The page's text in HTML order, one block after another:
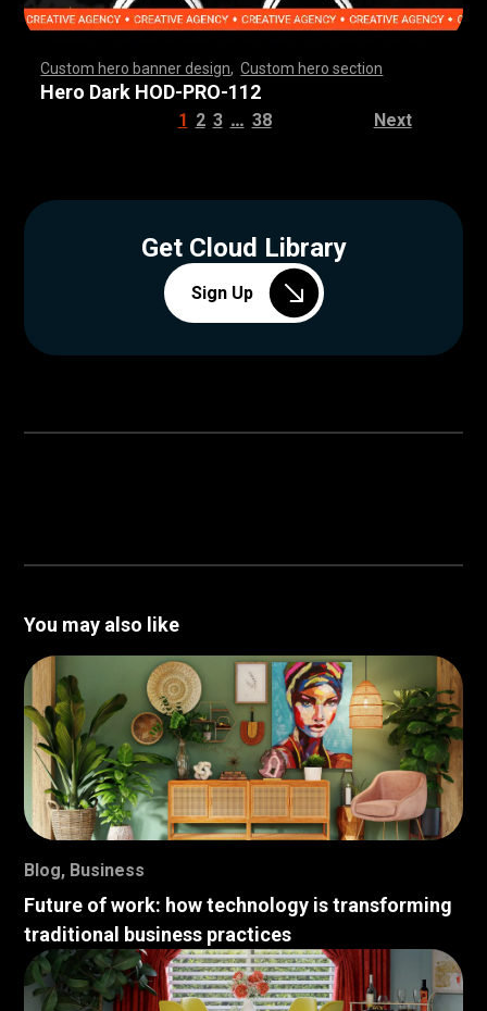
Custom hero banner design ,Custom hero section
,,,,,,,,,,,,,,,,,,,,,,,,,,,,,, ,,,,,,,,,,,,,,,,,,,,,,,
,,,,,,,,,,,,,,,,,,,,,,,,,,,,,, ,,,,,,,,,,,,,,,,,,,,,,
Hero Dark HOD-PRO-112
1 2 3 … 38 Next
Get Cloud Library
Sign Up
You may also like
Blog, Business
Future of work: how technology is transforming
traditional business practices